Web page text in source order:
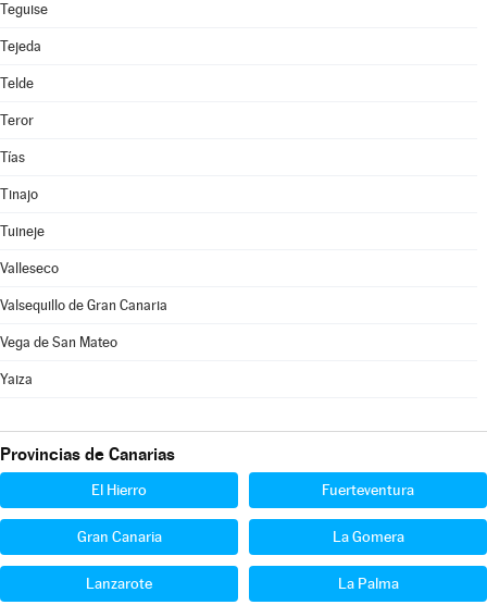
Teguise
Tejeda
Telde
Teror
Tías
Tinajo
Tuineje
Valleseco
Valsequillo de Gran Canaria
Vega de San Mateo
Yaiza
Provincias de Canarias
El Hierro Fuerteventura
Gran Canaria La Gomera
Lanzarote La Palma